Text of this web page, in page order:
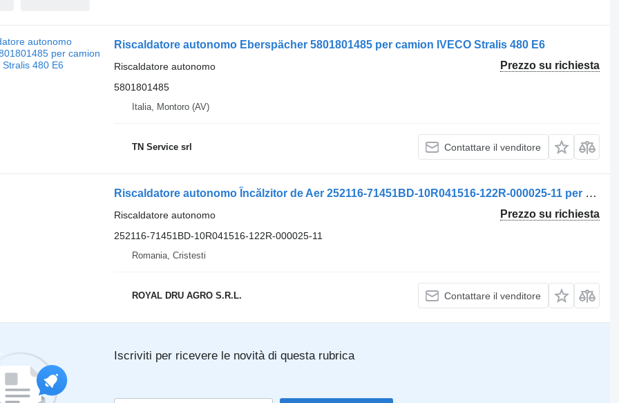
Riscaldatore autonomo Eberspächer 5801801485 per camion IVECO Stralis 480 E6
Prezzo su richiesta
Riscaldatore autonomo
5801801485
Italia, Montoro (AV)
TN Service srl Contattare il venditore
Riscaldatore autonomo Încălzitor de Aer 252116-71451BD-10R041516-122R-000025-11 per camion Eberspächer Airtronic D2 pentru Scania 252116 71451BD 10R041516 122R-000025
Prezzo su richiesta
Riscaldatore autonomo
252116-71451BD-10R041516-122R-000025-11
Romania, Cristesti
ROYAL DRU AGRO S.R.L. Contattare il venditore
Iscriviti per ricevere le novità di questa rubrica